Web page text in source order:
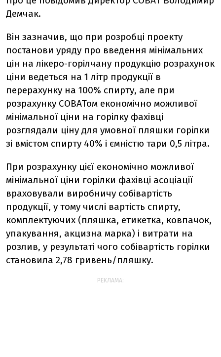
Демчак.
Він зазначив, що при розробці проекту
постанови уряду про введення мінімальних
цін на лікеро-горілчану продукцію розрахунок
ціни ведеться на 1 літр продукції в
перерахунку на 100% спирту, але при
розрахунку СОВАТом економічно можливої
мінімальної ціни на горілку фахівці
розглядали ціну для умовної пляшки горілки
зі вмістом спирту 40% і ємністю тари 0,5 літра.
При розрахунку цієї економічно можливої
мінімальної ціни горілки фахівці асоціації
враховували виробничу собівартість
продукції, у тому числі вартість спирту,
комплектуючих (пляшка, етикетка, ковпачок,
упакування, акцизна марка) і витрати на
розлив, у результаті чого собівартість горілки
становила 2,78 гривень/пляшку.
РЕКЛАМА: